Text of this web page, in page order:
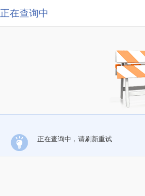
正在查询中
正在查询中，请刷新重试